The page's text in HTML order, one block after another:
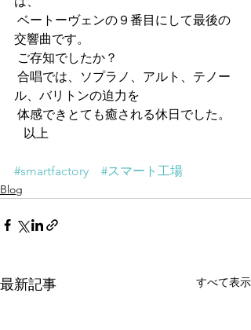
交響曲です。
ご存知でしたか？
ル、バリトンの迫力を
体感できとても癒される休日でした。
   以上
#smartfactory #スマート工場
Blog
最新記事 すべて表示